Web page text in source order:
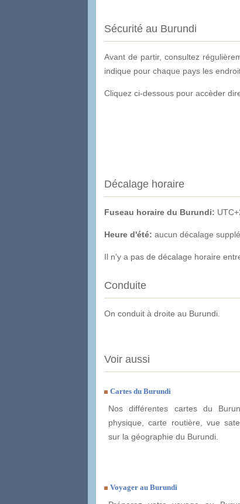
Sécurité au Burundi
Avant de partir, consultez
indique pour chaque pays les
Cliquez ci-dessous pour accèder
Décalage horaire
Fuseau horaire du Burundi:
Heure d'été: aucun décalage
Il n'y a pas de décalage horaire
Conduite
On conduit à droite au Burundi.
Voir aussi
Cartes du Burundi
Nos différentes cartes du
physique, carte routière, vue
sur la géographie du Burundi.
Voyager au Burundi